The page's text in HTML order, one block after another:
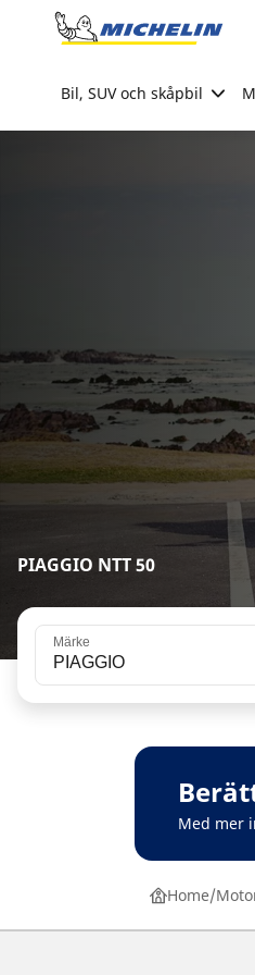
Go to page content
Bil, SUV och skåpbil
PIAGGIO NTT 50
Märke
PIAGGIO
Med mer
Home